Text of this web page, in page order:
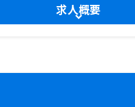
求人概要